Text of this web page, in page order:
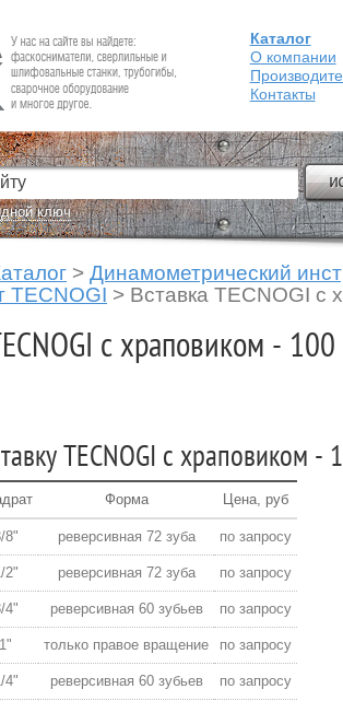
электроинструмент для обработки
Каталог
О компании
Контакты
ключ
> Динамометрический
TECNOGI > Вставка TECNOGI с
с храповиком - 100
TECNOGI с храповиком -
Форма Цена, руб
8" реверсивная 72 зуба по запросу
2" реверсивная 72 зуба по запросу
4" реверсивная 60 зубьев по запросу
1" только правое вращение по запросу
4" реверсивная 60 зубьев по запросу